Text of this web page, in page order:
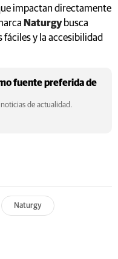
impactan directamente
Naturgybusca
y la accesibilidad
fuente preferida de
de actualidad.
Naturgy